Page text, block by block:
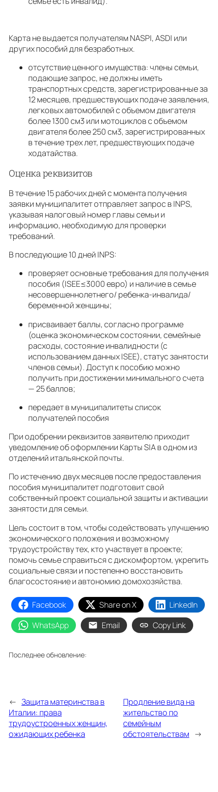
Карта не выдается получателям NASPI, ASDI или
других пособий для безработных.
отсутствие ценного имущества: члены семьи,
подающие запрос, не должны иметь
транспортных средств, зарегистрированные за
12 месяцев, предшествующих подаче заявления,
легковых автомобилей с объемом двигателя
более 1300 см3 или мотоциклов с объемом
двигателя более 250 см3, зарегистрированных
в течение трех лет, предшествующих подаче
ходатайства.
Оценка реквизитов
В течение 15 рабочих дней с момента получения
заявки муниципалитет отправляет запрос в INPS,
указывая налоговый номер главы семьи и
информацию, необходимую для проверки
требований.
В последующие 10 дней INPS:
проверяет основные требования для получения
пособия (ISEE≤3000 евро) и наличие в семье
несовершеннолетнего/ ребенка-инвалида/
беременной женщины;
присваивает баллы, согласно программе
(оценка экономическом состоянии, семейные
расходы, состояние инвалидности (с
использованием данных ISEE), статус занятости
членов семьи). Доступ к пособию можно
получить при достижении минимального счета
— 25 баллов;
передает в муниципалитеты список
получателей пособия
При одобрении реквизитов заявителю приходит
уведомление об оформлении Карты SIA в одном из
отделений итальянской почты.
По истечению двух месяцев после предоставления
пособия муниципалитет подготовит свой
собственный проект социальной защиты и активации
занятости для семьи.
Цель состоит в том, чтобы содействовать улучшению
экономического положения и возможному
трудоустройству тех, кто участвует в проекте;
помочь семье справиться с дискомфортом, укрепить
социальные связи и постепенно восстановить
благосостояние и автономию домохозяйства.
Facebook Share on X
LinkedIn
WhatsApp
Email Copy Link
Последнее обновление:
← Защита материнства в
Италии: права
трудоустроенных женщин,
ожидающих ребенка
Продление вида на
жительство по
семейным
обстоятельствам →